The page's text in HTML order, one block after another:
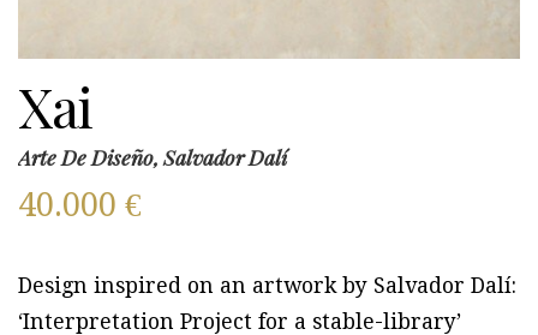
Xai
Arte De Diseño, Salvador Dalí
40.000 €
Design inspired on an artwork by Salvador Dalí:
‘Interpretation Project for a stable-library’